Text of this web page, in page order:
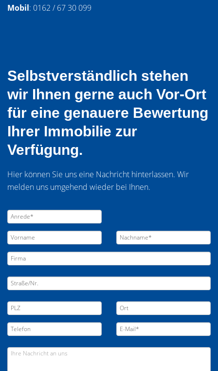
Mobil: 0162 / 67 30 099
Selbstverständlich stehen
wir Ihnen gerne auch Vor-Ort
für eine genauere Bewertung
Ihrer Immobilie zur
Verfügung.
Hier können Sie uns eine Nachricht hinterlassen. Wir
melden uns umgehend wieder bei Ihnen.